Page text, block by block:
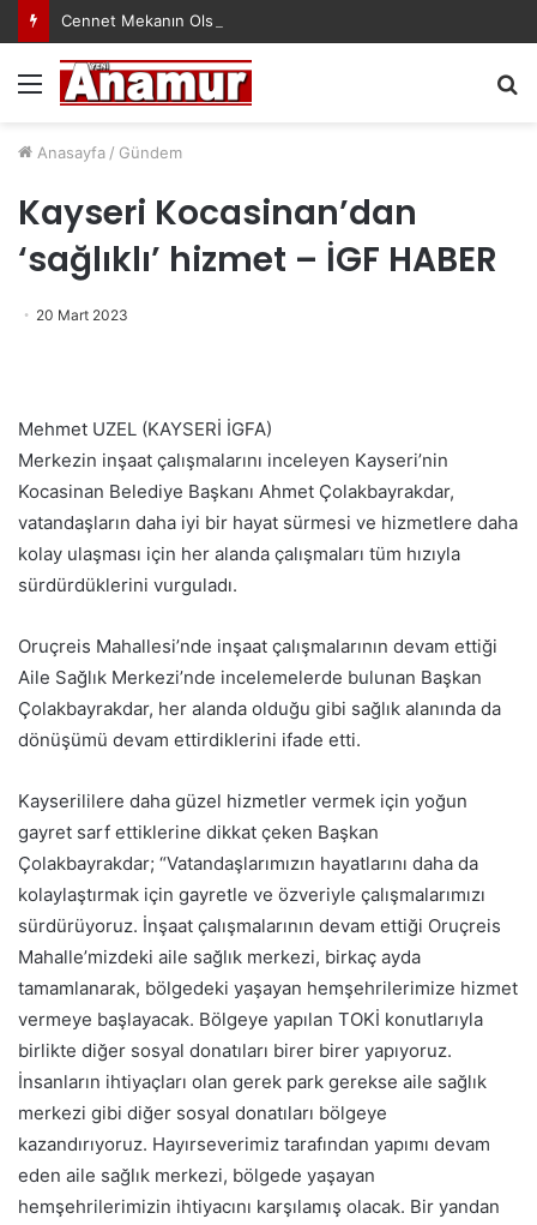
Cennet Mekanın Olsun Duygu Öksüz Canova
Menü
Anasayfa / Gündem
Kayseri Kocasinan’dan
‘sağlıklı’ hizmet – İGF HABER
20 Mart 2023
Mehmet UZEL (KAYSERİ İGFA)
Merkezin inşaat çalışmalarını inceleyen Kayseri’nin
Kocasinan Belediye Başkanı Ahmet Çolakbayrakdar,
vatandaşların daha iyi bir hayat sürmesi ve hizmetlere daha
kolay ulaşması için her alanda çalışmaları tüm hızıyla
sürdürdüklerini vurguladı.
Oruçreis Mahallesi’nde inşaat çalışmalarının devam ettiği
Aile Sağlık Merkezi’nde incelemelerde bulunan Başkan
Çolakbayrakdar, her alanda olduğu gibi sağlık alanında da
dönüşümü devam ettirdiklerini ifade etti.
Kayserililere daha güzel hizmetler vermek için yoğun
gayret sarf ettiklerine dikkat çeken Başkan
Çolakbayrakdar; “Vatandaşlarımızın hayatlarını daha da
kolaylaştırmak için gayretle ve özveriyle çalışmalarımızı
sürdürüyoruz. İnşaat çalışmalarının devam ettiği Oruçreis
Mahalle’mizdeki aile sağlık merkezi, birkaç ayda
tamamlanarak, bölgedeki yaşayan hemşehrilerimize hizmet
vermeye başlayacak. Bölgeye yapılan TOKİ konutlarıyla
birlikte diğer sosyal donatıları birer birer yapıyoruz.
İnsanların ihtiyaçları olan gerek park gerekse aile sağlık
merkezi gibi diğer sosyal donatıları bölgeye
kazandırıyoruz. Hayırseverimiz tarafından yapımı devam
eden aile sağlık merkezi, bölgede yaşayan
hemşehrilerimizin ihtiyacını karşılamış olacak. Bir yandan